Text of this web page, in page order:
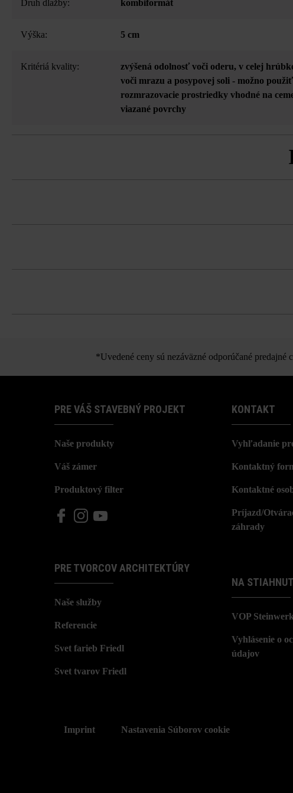
Druh dlažby: kombiformát
Výška: 5 cm
Kritériá kvality: zvýšená odolnosť voči oderu, v celej
voči mrazu a posypovej soli - možno
rozmrazovacie prostriedky vhodné na
viazané povrchy
Dodržujte prosím pokyny na inštaláciu a
Dbajte na dostatočne veľkú obvodovú
*Uvedené ceny sú nezáväzné odporúčané
PRE VÁŠ STAVEBNÝ PROJEKT
Naše produkty
Váš zámer
Produktový filter
PRE TVORCOV ARCHITEKTÚRY
Naše služby
Referencie
Svet farieb Friedl
Svet tvarov Friedl
KONTAKT
Vyhľadanie
Kontaktný
Kontaktné
Príjazd/
záhrady
NA
VOP
Vyhlásenie o
údajov
Imprint Nastavenia Súborov cookie